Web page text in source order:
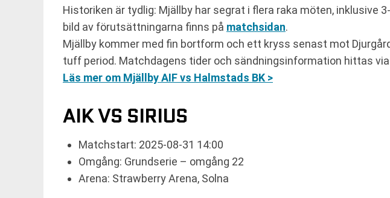
Historiken är tydlig: Mjällby har segrat i flera raka möten, inklusive
bild av förutsättningarna finns på matchsidan.
Mjällby kommer med fin bortform och ett kryss senast mot
tuff period. Matchdagens tider och sändningsinformation hittas via
Läs mer om Mjällby AIF vs Halmstads BK >
AIK VS SIRIUS
Matchstart: 2025-08-31 14:00
Omgång: Grundserie – omgång 22
Arena: Strawberry Arena, Solna